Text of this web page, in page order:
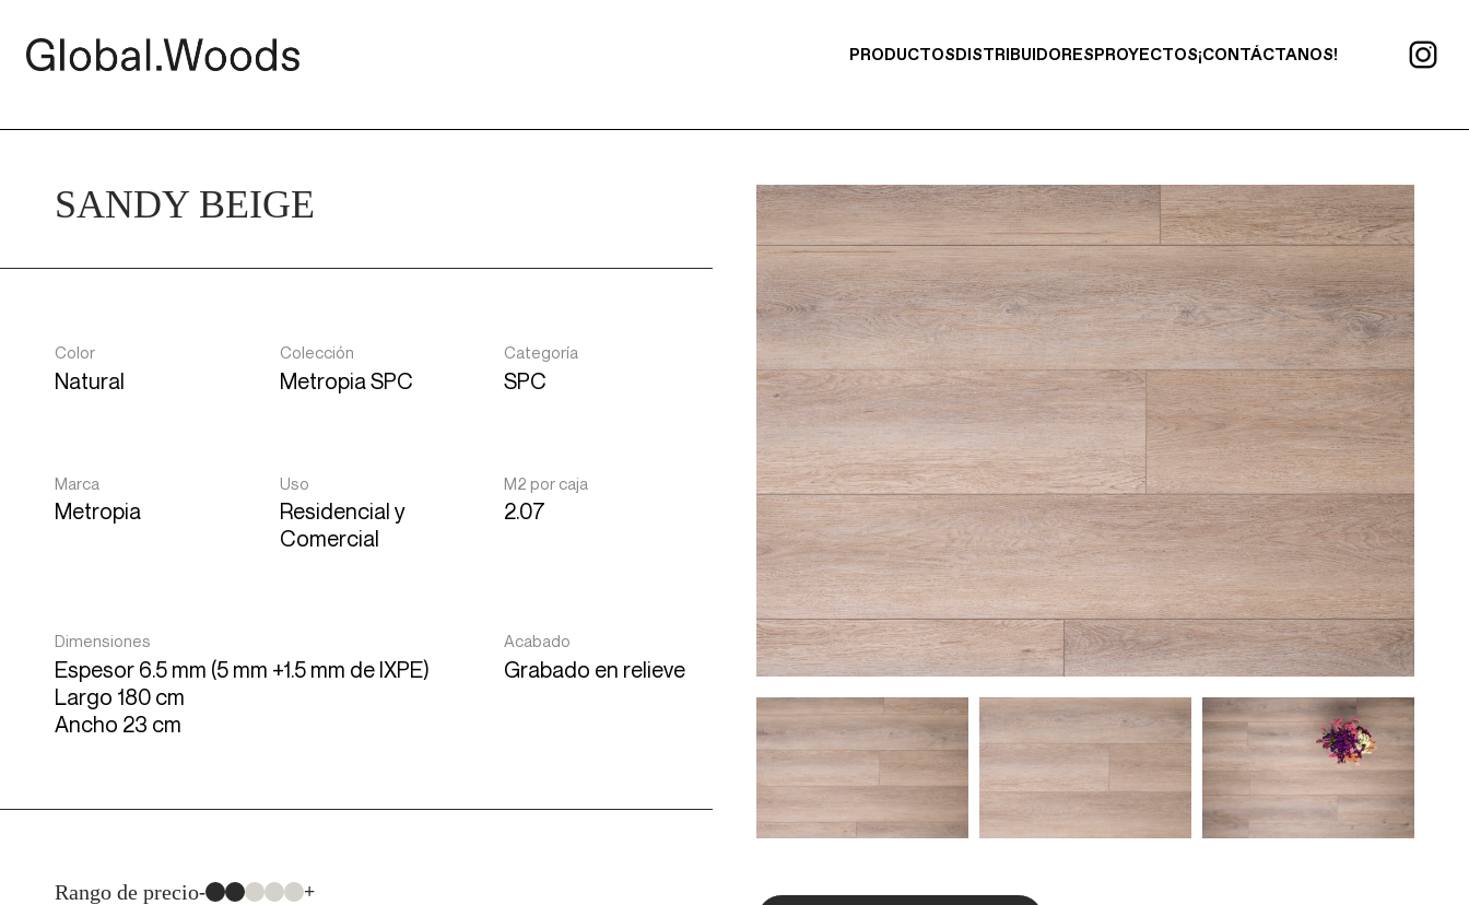
PRODUCTOSDISTRIBUIDORESPROYECTOS¡CONTÁCTANOS!
SANDY BEIGE
Color
Natural
Colección
Metropia SPC
Categoría
SPC
Marca
Metropia
Uso
Residencial y
Comercial
M2 por caja
2.07
Dimensiones
Espesor 6.5 mm (5 mm +1.5 mm de IXPE)
Largo 180 cm
Ancho 23 cm
Acabado
Grabado en relieve
Rango de precio- +